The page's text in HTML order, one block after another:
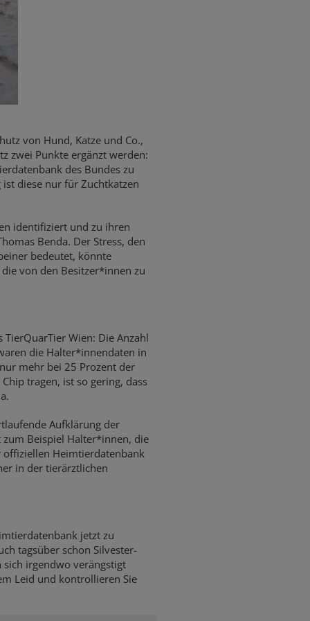
von Hund, Katze und Co.,
zwei Punkte ergänzt werden:
des Bundes zu
diese nur für Zuchtkatzen
identifiziert und zu ihren
Benda. Der Stress, den
bedeutet, könnte
von den Besitzer*innen zu
Wien: Die Anzahl
die Halter*innendaten in
mehr bei 25 Prozent der
tragen, ist so gering, dass
Aufklärung der
Beispiel Halter*innen, die
Heimtierdatenbank
in der tierärztlichen
jetzt zu
tagsüber schon Silvester-
sich irgendwo verängstigt
Leid und kontrollieren Sie